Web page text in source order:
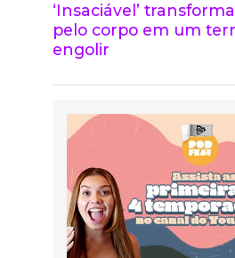
‘Insaciável’
pelo corpo em um
engolir